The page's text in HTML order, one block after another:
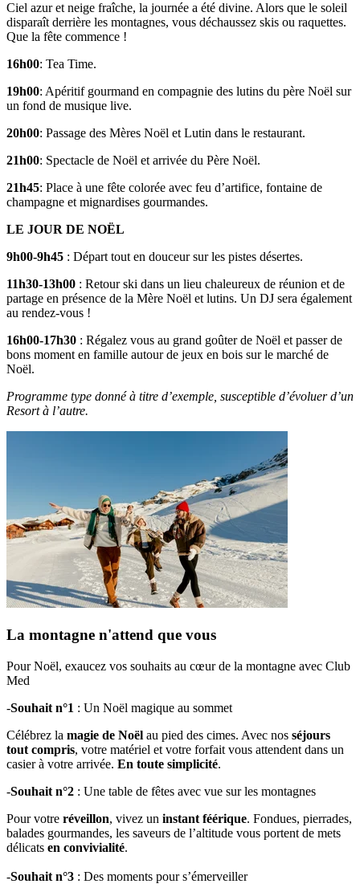
Ciel azur et neige fraîche, la journée a été divine. Alors que le soleil
disparaît derrière les montagnes, vous déchaussez skis ou raquettes.
Que la fête commence !
16h00: Tea Time.
19h00: Apéritif gourmand en compagnie des lutins du père Noël sur
un fond de musique live.
20h00: Passage des Mères Noël et Lutin dans le restaurant.
21h00: Spectacle de Noël et arrivée du Père Noël.
21h45: Place à une fête colorée avec feu d’artifice, fontaine de
champagne et mignardises gourmandes.
LE JOUR DE NOËL
9h00-9h45 : Départ tout en douceur sur les pistes désertes.
11h30-13h00 : Retour ski dans un lieu chaleureux de réunion et de
partage en présence de la Mère Noël et lutins. Un DJ sera également
au rendez-vous !
16h00-17h30 : Régalez vous au grand goûter de Noël et passer de
bons moment en famille autour de jeux en bois sur le marché de
Noël.
Programme type donné à titre d’exemple, susceptible d’évoluer d’un
Resort à l’autre.
La montagne n'attend que vous​
Pour Noël, exaucez vos souhaits au cœur de la montagne avec Club
Med ​
-Souhait n°1 : Un Noël magique au sommet ​
Célébrez la magie de Noël au pied des cimes. Avec nos séjours
tout compris, votre matériel et votre forfait vous attendent dans un
casier à votre arrivée. En toute simplicité​.
-Souhait n°2 : Une table de fêtes avec vue sur les montagnes ​
Pour votre réveillon, vivez un instant féérique. Fondues, pierrades,
balades gourmandes, les saveurs de l’altitude vous portent de mets
délicats en convivialité.
-Souhait n°3 : Des moments pour s’émerveiller ​